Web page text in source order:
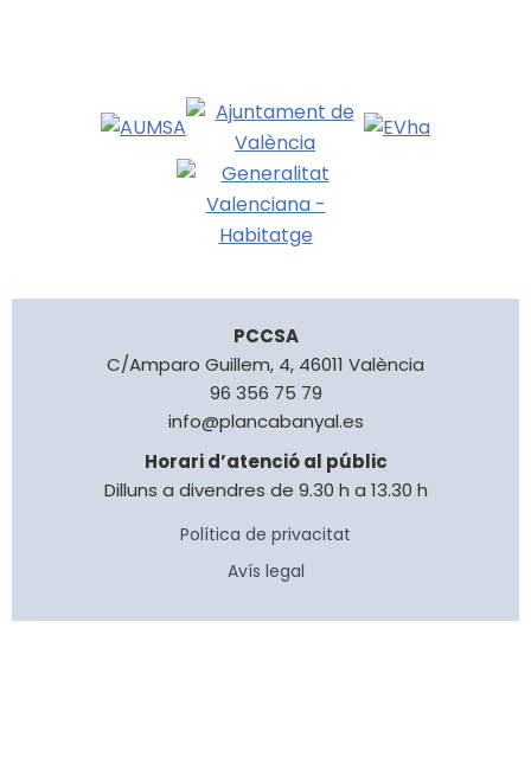
PCCSA
C/Amparo Guillem, 4, 46011 València
96 356 75 79
info@plancabanyal.es
Horari d’atenció al públic
Dilluns a divendres de 9.30 h a 13.30 h
Política de privacitat
Avís legal